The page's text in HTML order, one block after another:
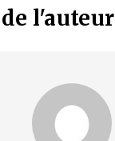
l'auteur